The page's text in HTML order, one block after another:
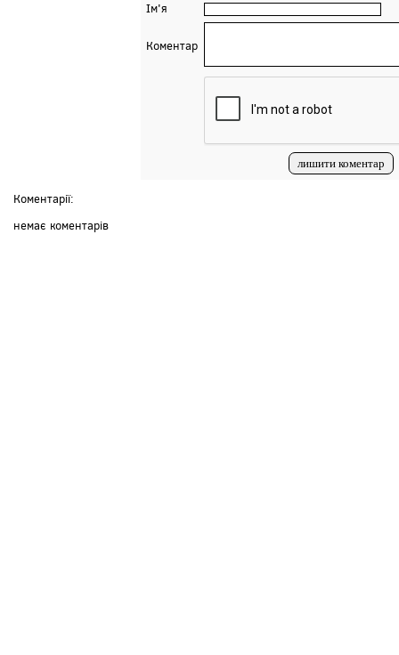
Ім'я
Коментар
Коментарії:
немає коментарів